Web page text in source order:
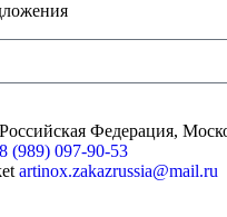
Российская Федерация,
8 (989) 097-90-53
artinox.zakazrussia@mail.ru